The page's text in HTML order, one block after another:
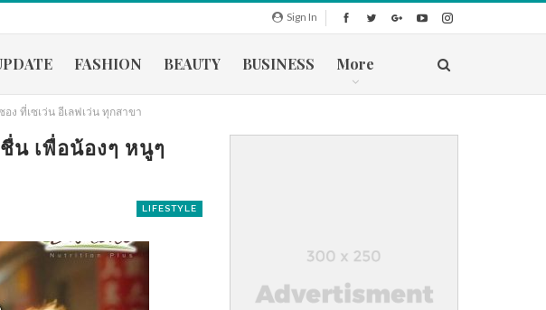
Sign In
FASHION BEAUTY BUSINESS More
ง ที่เซเว่น อีเลฟเว่น ทุกสาขา
น เพื่อน้องๆ หนูๆ
LIFESTYLE